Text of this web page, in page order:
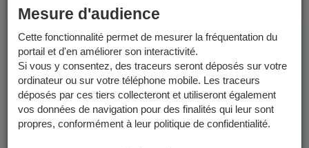
Mesure d'audience
Cette fonctionnalité permet de mesurer la fréquentation du
portail et d'en améliorer son interactivité.
Si vous y consentez, des traceurs seront déposés sur votre
ordinateur ou sur votre téléphone mobile. Les traceurs
déposés par ces tiers collecteront et utiliseront également
vos données de navigation pour des finalités qui leur sont
propres, conformément à leur politique de confidentialité.